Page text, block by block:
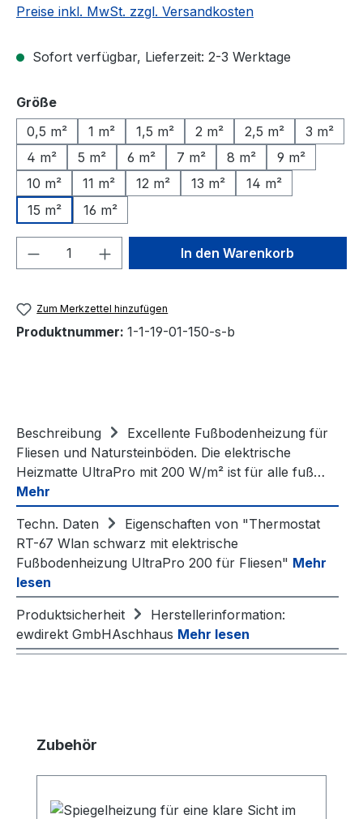
Preise inkl. MwSt. zzgl. Versandkosten
Sofort verfügbar, Lieferzeit: 2-3 Werktage
Größeauswählen
0,5 m²
1 m² 1,5 m² 2 m² 2,5 m²
3 m²
4 m²
5 m² 6 m² 7 m² 8 m²
9 m²
10 m²
11 m² 12 m² 13 m²
14 m²
15 m²
16 m²
Produkt Anzahl: Gib denIn den Warenkorb
Zum Merkzettel hinzufügen
Produktnummer: 1-1-19-01-150-s-b
Beschreibung
Excellente Fußbodenheizung für
Fliesen und Natursteinböden. Die elektrische
Heizmatte UltraPro mit 200 W/m² ist für alle fuß…
Mehr
Techn. Daten
Eigenschaften von "Thermostat
RT-67 Wlan schwarz mit elektrische
Fußbodenheizung UltraPro 200 für Fliesen" Mehr
lesen
Produktsicherheit
Herstellerinformation:
ewdirekt GmbHAschhaus Mehr lesen
Produktgalerie überspringen
Zubehör